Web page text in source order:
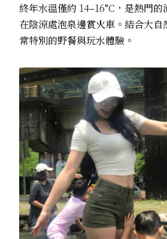
終年水溫僅約 14–16°C ，是熱門
在陰涼處泡泉邊賞火車。結合大自
常特別的野餐與玩水體驗。